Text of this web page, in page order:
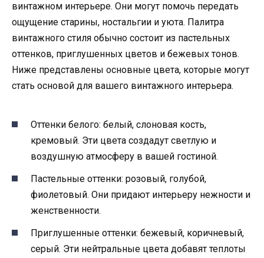
винтажном интерьере. Они могут помочь передать
ощущение старины, ностальгии и уюта. Палитра
винтажного стиля обычно состоит из пастельных
оттенков, приглушенных цветов и бежевых тонов.
Ниже представлены основные цвета, которые могут
стать основой для вашего винтажного интерьера.
Оттенки белого: белый, слоновая кость,
кремовый. Эти цвета создадут светлую и
воздушную атмосферу в вашей гостиной.
Пастельные оттенки: розовый, голубой,
фиолетовый. Они придают интерьеру нежности и
женственности.
Приглушенные оттенки: бежевый, коричневый,
серый. Эти нейтральные цвета добавят теплоты